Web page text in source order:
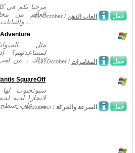
مرحبا بكم في
العالم من
والنباتات الجميلة! ولكن ،...
حمل 30, October / العاب الذهن
مثل
لمساعدتهم؟
كذلك ، من لعب
حمل 12, October / المغامرات
SquareOff
سبونجبوب
لانجاز! لديه
من على سطح
حمل 27, September / السرعة والحركة